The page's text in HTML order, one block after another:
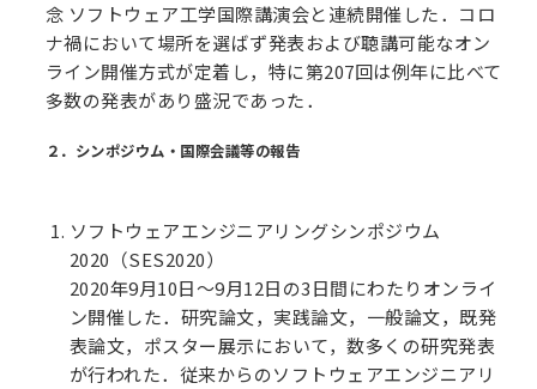
念 ソフトウェア工学国際講演会と連続開催した．コロ
ナ禍において場所を選ばず発表および聴講可能なオン
ライン開催方式が定着し，特に第207回は例年に比べて
多数の発表があり盛況であった．
２．シンポジウム・国際会議等の報告
ソフトウェアエンジニアリングシンポジウム
2020（SES2020）
2020年9月10日～9月12日の3日間にわたりオンライ
ン開催した．研究論文，実践論文，一般論文，既発
表論文，ポスター展示において，数多くの研究発表
が行われた．従来からのソフトウェアエンジニアリ